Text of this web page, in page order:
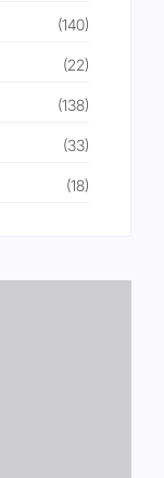
(140)
(22)
(138)
(33)
(18)